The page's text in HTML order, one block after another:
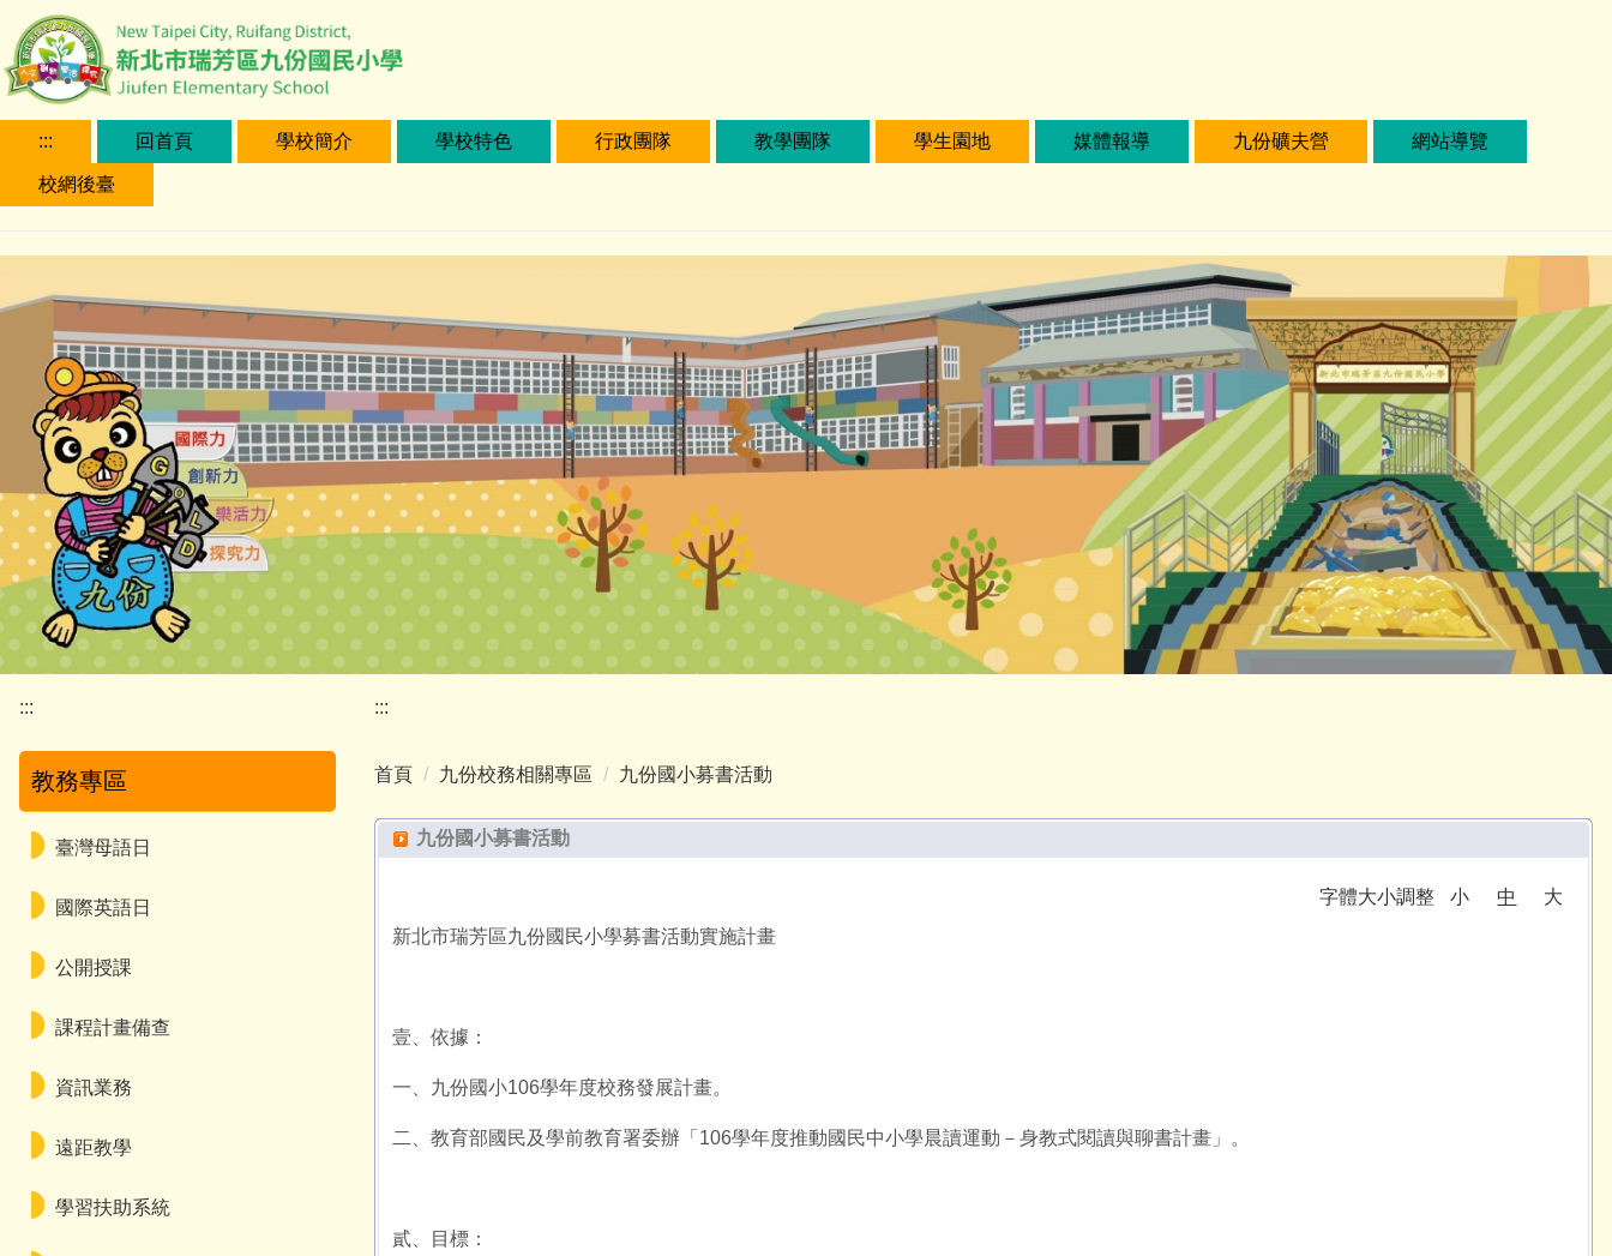
到
主
::: 回首頁 學校簡介 學校特色 行政團隊 教學團隊 學生園地 媒體報導 九份礦夫營 網站導覽
校網後臺
:::
教務專區
臺灣母語日
國際英語日
公開授課
課程計畫備查
資訊業務
遠距教學
學習扶助系統
:::
首頁 九份校務相關專區 九份國小募書活動
九份國小募書活動
字體大小調整 小 中
大
新北市瑞芳區九份國民小學募書活動實施計畫
壹、依據：
一、九份國小106學年度校務發展計畫。
二、教育部國民及學前教育署委辦「106學年度推動國民中小學晨讀運動－身教式閱讀與聊書計畫」。
貳、目標：